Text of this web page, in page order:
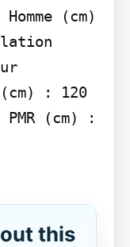
(cm)
: 120
(cm) :
this